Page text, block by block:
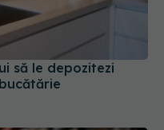
să le depozitezi